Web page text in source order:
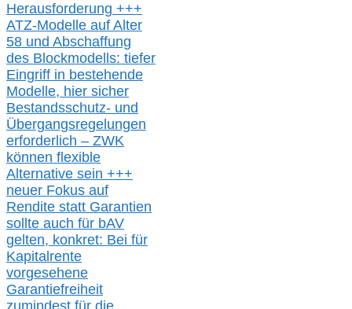
Herausforderung +++
ATZ-Modelle auf Alter
58 und Abschaffung
des Blockmodells: tiefer
Eingriff in bestehende
Modelle, hier sicher
Bestandsschutz- und
Übergangsregelungen
erforderlich – ZWK
können flexible
Alternative sein +++
neuer Fokus auf
Rendite statt Garantien
sollte auch für bAV
gelten, konkret: Bei für
Kapitalrente
vorgesehene
Garantiefreiheit